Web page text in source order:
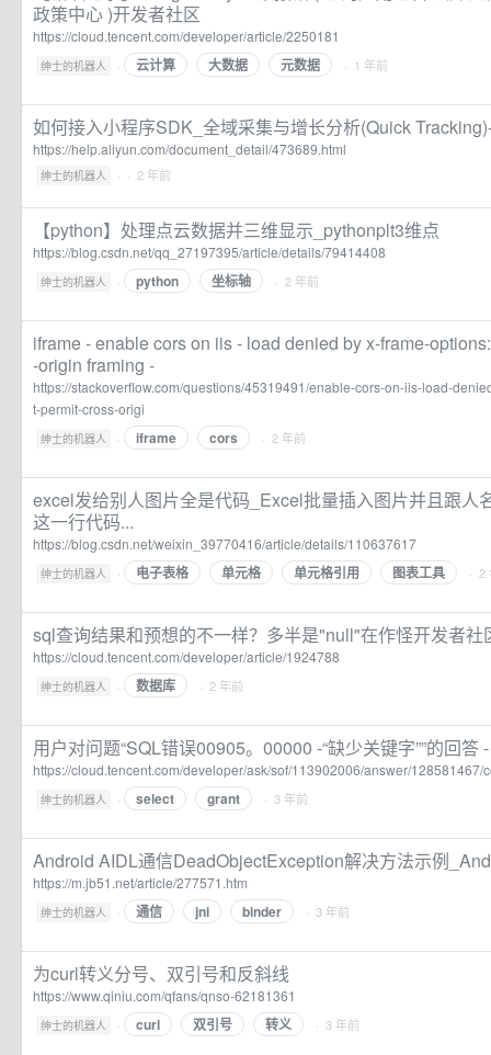
政策中心 )开发者社区
https://cloud.tencent.com/developer/article/2250181
绅士的机器人 · 云计算 大数据 元数据 · 1 年前
如何接入小程序SDK_全域采集与增长分析(Quick
https://help.aliyun.com/document_detail/473689.html
绅士的机器人 · · 2 年前
【python】处理点云数据并三维显示_pythonplt3维点
https://blog.csdn.net/qq_27197395/article/details/79414408
绅士的机器人 · python 坐标轴 · 2 年前
iframe - enable cors on iis - load denied by x-frame-
-origin framing -
https://stackoverflow.com/questions/45319491/enable-cors-on-iis-load-
t-permit-cross-origi
绅士的机器人 · iframe cors · 2 年前
excel发给别人图片全是代码_Excel批量插入图片并且跟人
这一行代码...
https://blog.csdn.net/weixin_39770416/article/details/110637617
绅士的机器人 · 电子表格 单元格 单元格引用 图表工具 · 2
sql查询结果和预想的不一样？多半是"null"在作怪开发者社
https://cloud.tencent.com/developer/article/1924788
绅士的机器人 · 数据库 · 2 年前
用户对问题“SQL错误00905。00000 -“缺少关键字””的回答
https://cloud.tencent.com/developer/ask/sof/113902006/answer/128581467/
绅士的机器人 · select grant · 3 年前
Android AIDL通信DeadObjectException解决方法示例
https://m.jb51.net/article/277571.htm
绅士的机器人 · 通信 jni binder · 3 年前
为curl转义分号、双引号和反斜线
https://www.qiniu.com/qfans/qnso-62181361
绅士的机器人 · curl 双引号 转义 · 3 年前